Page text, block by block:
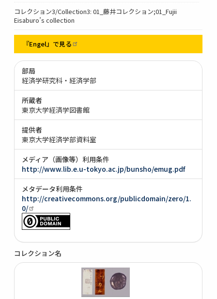
コレクション3/Collection3: 01_藤井コレクション;01_Fujii
Eisaburo’s collection
『Engel』で見る
部局
経済学研究科・経済学部
所蔵者
東京大学経済学図書館
提供者
東京大学経済学部資料室
メディア（画像等）利用条件
http://www.lib.e.u-tokyo.ac.jp/bunsho/emug.pdf
メタデータ利用条件
http://creativecommons.org/publicdomain/zero/1.
0/
コレクション名